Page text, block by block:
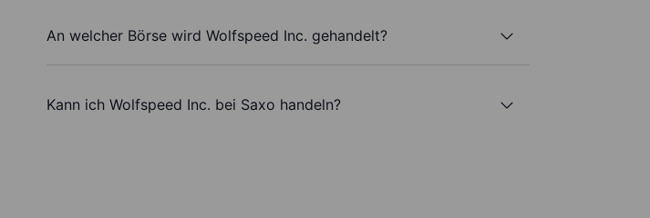
An welcher Börse wird Wolfspeed Inc. gehandelt?
Kann ich Wolfspeed Inc. bei Saxo handeln?